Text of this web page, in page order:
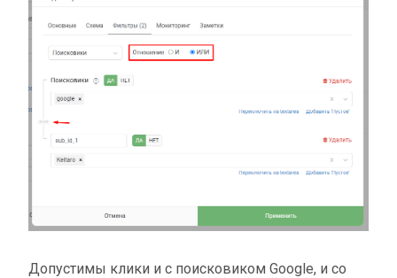
Допустимы клики и с поисковиком Google, и со